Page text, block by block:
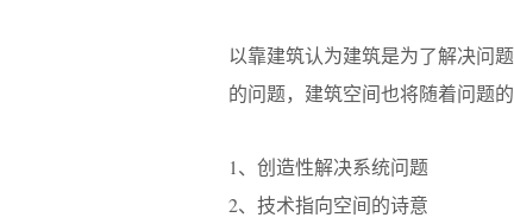
以靠建筑认为建筑是为了解决问
的问题，建筑空间也将随着问题
1、创造性解决系统问题
2、技术指向空间的诗意